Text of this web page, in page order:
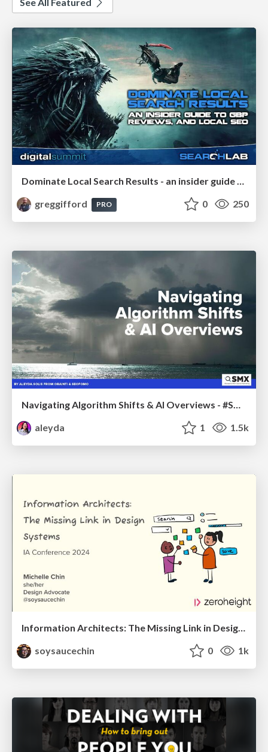
Dominate Local Search Results - an insider guide to GBP, reviews, and Local SEO
greggifford
PRO 0 250
Navigating Algorithm Shifts & AI Overviews - #SMXNext
aleyda
1 1.5k
Information Architects: The Missing Link in Design Systems
soysaucechin
0 1k